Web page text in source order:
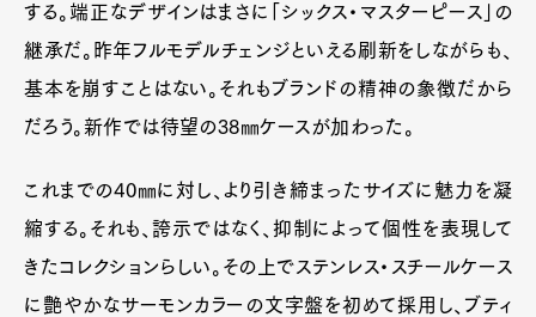
する。端正なデザインはまさに「シックス・マスターピース」の
継承だ。昨年フルモデルチェンジといえる刷新をしながらも、
基本を崩すことはない。それもブランドの精神の象徴だから
だろう。新作では待望の38㎜ケースが加わった。
これまでの40㎜に対し、より引き締まったサイズに魅力を凝
縮する。それも、誇示ではなく、抑制によって個性を表現して
きたコレクションらしい。その上でステンレス・スチールケース
に艶やかなサーモンカラーの文字盤を初めて採用し、ブティ